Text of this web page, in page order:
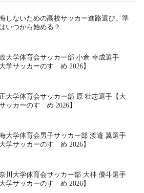
しないための高校サッカー進路選び。準
いつから始める？
大学体育会サッカー部 小倉 幸成選手
大学サッカーのすゝめ 2026】
大学体育会サッカー部 原 壮志選手【大
ッカーのすゝめ 2026】
大学体育会男子サッカー部 渡邉 翼選手
大学サッカーのすゝめ 2026】
川大学体育会サッカー部 大神 優斗選手
大学サッカーのすゝめ 2026】